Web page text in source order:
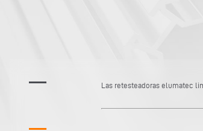
Las retesteadoras elumatec